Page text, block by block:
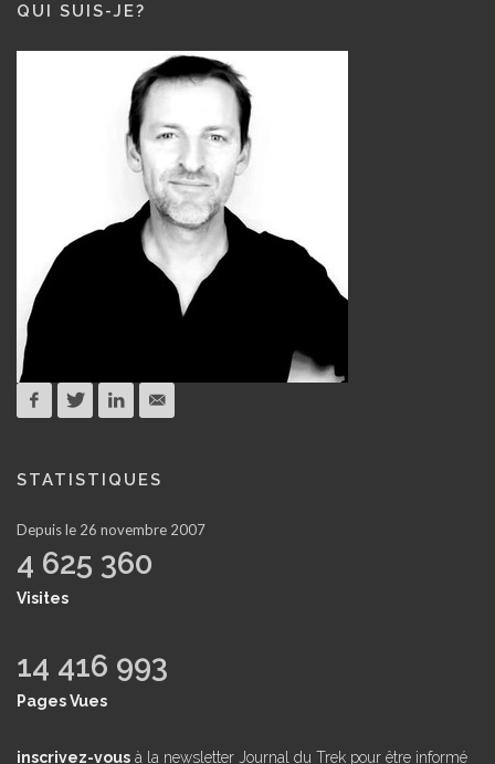
QUI SUIS-JE?
STATISTIQUES
Depuis le 26 novembre 2007
4 625 360
Visites
14 416 993
Pages Vues
inscrivez-vous à la newsletter Journal du Trek pour être informé